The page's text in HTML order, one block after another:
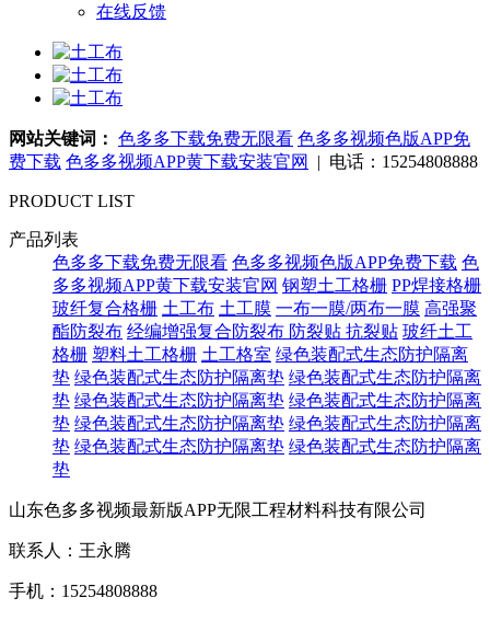
在线反馈
网站关键词： 色多多下载免费无限看 色多多视频色版APP免
费下载 色多多视频APP黄下载安装官网 | 电话：15254808888
PRODUCT LIST
产品列表
色多多下载免费无限看 色多多视频色版APP免费下载 色
多多视频APP黄下载安装官网 钢塑土工格栅 PP焊接格栅
玻纤复合格栅 土工布 土工膜 一布一膜/两布一膜 高强聚
酯防裂布 经编增强复合防裂布 防裂贴 抗裂贴 玻纤土工
格栅 塑料土工格栅 土工格室 绿色装配式生态防护隔离
垫 绿色装配式生态防护隔离垫 绿色装配式生态防护隔离
垫 绿色装配式生态防护隔离垫 绿色装配式生态防护隔离
垫 绿色装配式生态防护隔离垫 绿色装配式生态防护隔离
垫 绿色装配式生态防护隔离垫 绿色装配式生态防护隔离
垫
山东色多多视频最新版APP无限工程材料科技有限公司
联系人：王永腾
手机：15254808888